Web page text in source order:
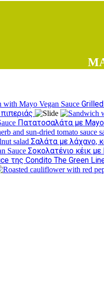
Πατατοσαλάτα με
Σαλάτα με λάχανο,
Σοκολατένιο κέικ
της Condito The Green